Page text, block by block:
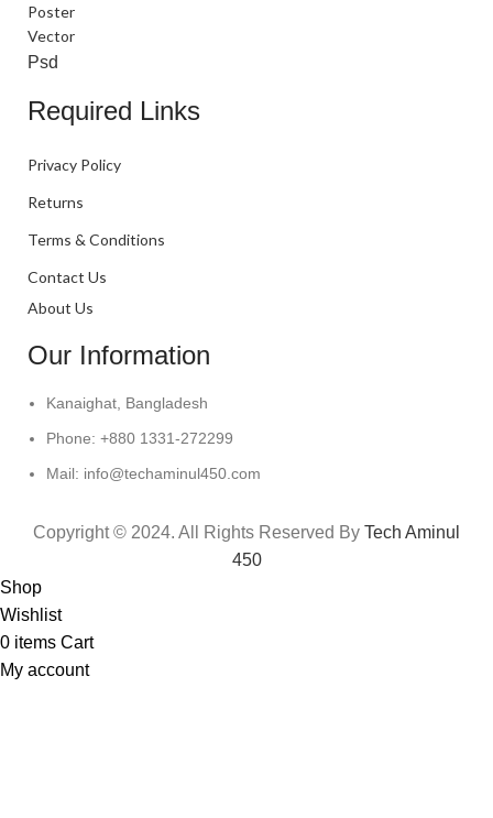
Poster
Vector
Psd
Required Links
Privacy Policy
Returns
Terms & Conditions
Contact Us
About Us
Our Information
Kanaighat, Bangladesh
Phone: +880 1331-272299
Mail: info@techaminul450.com
Copyright © 2024. All Rights Reserved By Tech Aminul
450
Shop
Wishlist
0 items Cart
My account